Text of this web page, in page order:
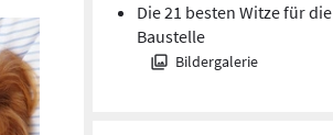
Die 21 besten Witze für die
Baustelle
Bildergalerie